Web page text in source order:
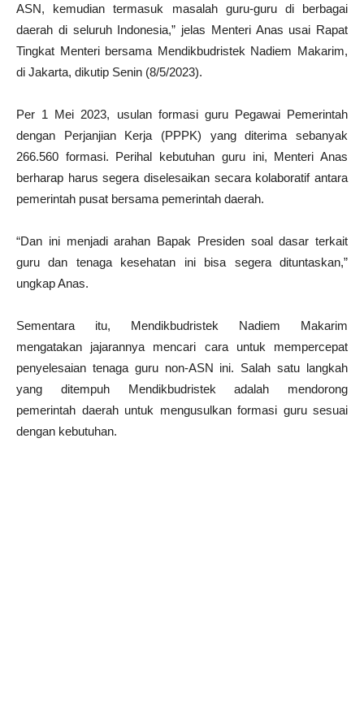
ASN, kemudian termasuk masalah guru-guru di berbagai
daerah di seluruh Indonesia,” jelas Menteri Anas usai Rapat
Tingkat Menteri bersama Mendikbudristek Nadiem Makarim,
di Jakarta, dikutip Senin (8/5/2023).
Per 1 Mei 2023, usulan formasi guru Pegawai Pemerintah
dengan Perjanjian Kerja (PPPK) yang diterima sebanyak
266.560 formasi. Perihal kebutuhan guru ini, Menteri Anas
berharap harus segera diselesaikan secara kolaboratif antara
pemerintah pusat bersama pemerintah daerah.
“Dan ini menjadi arahan Bapak Presiden soal dasar terkait
guru dan tenaga kesehatan ini bisa segera dituntaskan,”
ungkap Anas.
Sementara itu, Mendikbudristek Nadiem Makarim
mengatakan jajarannya mencari cara untuk mempercepat
penyelesaian tenaga guru non-ASN ini. Salah satu langkah
yang ditempuh Mendikbudristek adalah mendorong
pemerintah daerah untuk mengusulkan formasi guru sesuai
dengan kebutuhan.